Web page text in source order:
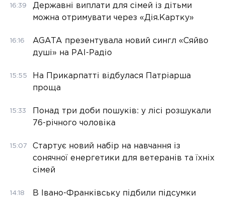
16:39
Державні виплати для сімей із дітьми
можна отримувати через «Дія.Картку»
16:16
AGATA презентувала новий сингл «Сяйво
душі» на РАІ-Радіо
15:55
На Прикарпатті відбулася Патріарша
проща
15:33
Понад три доби пошуків: у лісі розшукали
76-річного чоловіка
15:07
Стартує новий набір на навчання із
сонячної енергетики для ветеранів та їхніх
сімей
14:18
В Івано-Франківську підбили підсумки